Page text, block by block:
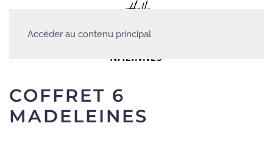
Accéder au contenu principal
COFFRET 6
MADELEINES